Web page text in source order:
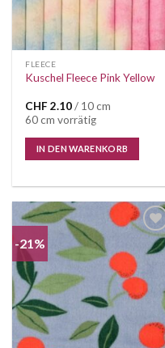
FLEECE
Kuschel Fleece Pink Yellow
CHF 2.10/ 10 cm
60 cm vorrätig
IN DEN WARENKORB
-21%
Auf die
Wunschliste